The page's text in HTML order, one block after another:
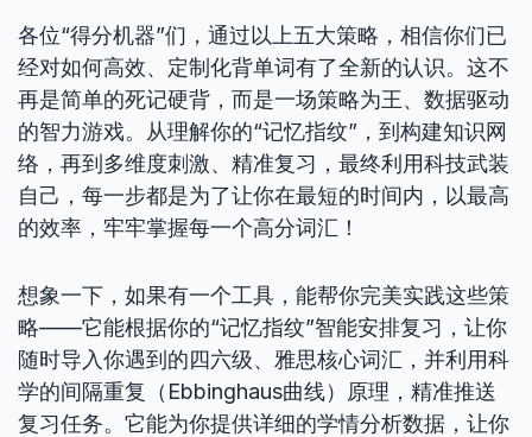
各位“得分机器”们，通过以上五大策略，相信你们已
经对如何高效、定制化背单词有了全新的认识。这不
再是简单的死记硬背，而是一场策略为王、数据驱动
的智力游戏。从理解你的“记忆指纹”，到构建知识网
络，再到多维度刺激、精准复习，最终利用科技武装
自己，每一步都是为了让你在最短的时间内，以最高
的效率，牢牢掌握每一个高分词汇！
想象一下，如果有一个工具，能帮你完美实践这些策
略——它能根据你的“记忆指纹”智能安排复习，让你
随时导入你遇到的四六级、雅思核心词汇，并利用科
学的间隔重复（Ebbinghaus曲线）原理，精准推送
复习任务。它能为你提供详细的学情分析数据，让你